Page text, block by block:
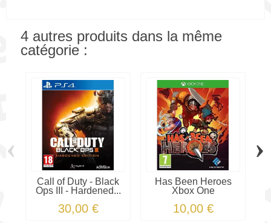
4 autres produits dans la même
catégorie :
Call of Duty - Black
Ops III - Hardened...
30,00 €
Has Been Heroes
Xbox One
10,00 €
‹ ›